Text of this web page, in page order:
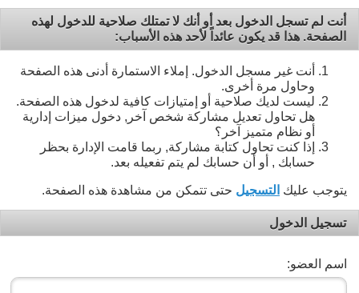
أنت لم تسجل الدخول بعد أو أنك لا تمتلك صلاحية للدخول لهذه
الصفحة. هذا قد يكون عائداً لأحد هذه الأسباب:
أنت غير مسجل الدخول. إملاء الاستمارة أدنى هذه الصفحة
وحاول مرة أخرى.
ليست لديك صلاحية أو إمتيازات كافية لدخول هذه الصفحة.
هل تحاول تعديل مشاركة شخص آخر, دخول ميزات إدارية
أو نظام متميز آخر؟
إذا كنت تحاول كتابة مشاركة, ربما قامت الإدارة بحظر
حسابك , أو أن حسابك لم يتم تفعيله بعد.
يتوجب عليك التسجيل حتى تتمكن من مشاهدة هذه الصفحة.
تسجيل الدخول
اسم العضو: